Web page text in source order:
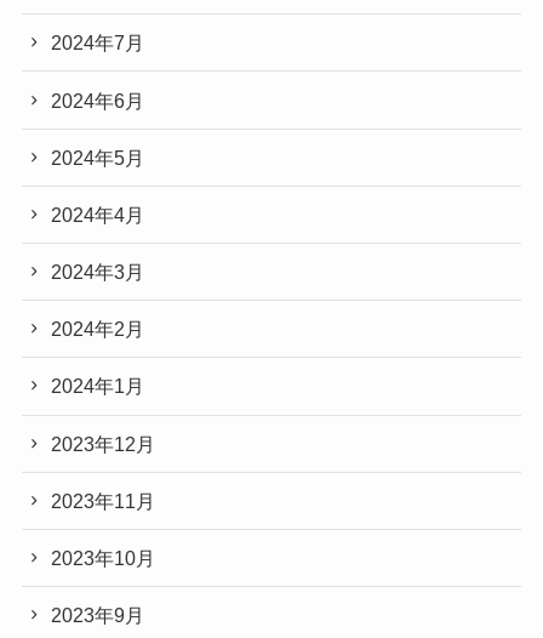
2024年7月
2024年6月
2024年5月
2024年4月
2024年3月
2024年2月
2024年1月
2023年12月
2023年11月
2023年10月
2023年9月